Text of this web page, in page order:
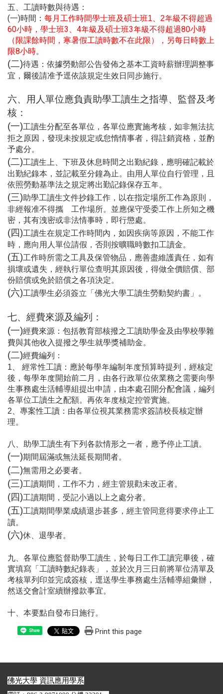
五、工讀時數與待遇：
(一)時間： 每月工作時間學士班及碩士班1、2年級不得超過
60小時，學士班3 、4年級及碩士班3年級不得超過80小時
（限課餘時間，寒暑假工讀時數不在此限），另每日時數上
限8小時。
(二)待遇：依據勞動部公告發佈之基本工資時薪辦理調整事
宜，爾後請准予逕依該規定生效日同步施行。
六、用人單位應負責助學工讀生之指導、監督及考
核：
(一)工讀生分配至各單位，各單位應實施考核，如非無法抗
拒之原因，發現未按規定或怠惰情事者，得註銷資格，並酌
予處分。
(二)工讀生上、下班及休息時間之出勤紀錄，應明確記載於
出勤紀錄本，並記載至分鐘為止。由用人單位自行管理，且
依照勞動基準法之規定將出勤記錄保存五年。
(三)助學工讀生文件抄錄工作，以在指定場所工作為原則，
非經報准不得攜離工作場所。並應保守受委工作上所知之機
密，其有洩密或非法情事時，即行懲處。
(四)工讀生在規定工作時間內，如因疾病等原因，不能工作
時，應向用人單位請假，否則按曠職時數扣工讀金。
(五)工作時所需之工具及保管物品，應善盡維護責任，如有
損壞或遺失，經執行單位查明其原因後，得做全價賠償、部
份賠償或免於賠償之各項決定。
(六)工讀學生必須簽立「佛光大學工讀生勞動契約書」。
七、經費來源及編列：
(一)經費來源：包括教育部核撥之工讀助學金及由學校學雜
費與其他收入提撥之學生就學獎補助金。
(二)經費編列：
1 、 經常性工讀：應於每學年編制年度預算時提列，經核定
後，每學年度開始前二月，由各行政單位依業務之需要向學
生事務處生活輔導組提出申請，由本處召開分配會議，編列
各單位工讀生之配額。再依年度核定控管實施。
2 、專案性工讀：由各單位視其業務需求簽請校長核定辦
理。
八、助學工讀生有下列各款情形之一者，應予停止工讀。
(一)期間屆滿或無法延長期間者。
(二)無需用之必要者。
(三)工讀期間，工作不力，經主管規勸未改正者。
(四)工讀期間，受記小過以上之處分者。
(五)工讀期間學業成績退步甚多，經主管同意得要求停止工
讀。
(六)休、退學者。
九、各單位應監督助學工讀生，於每日工作工讀完畢後，確
實填寫「工讀時數紀錄表」，並於次月三日前將單位清單及
考核單列印並完成簽核，逕送學生事務處生活輔導組彙辦，
然送交會計室續辦撥款事宜。
十、本要點自發布日施行。
Share Print this page
佛光大學 資訊應用學系